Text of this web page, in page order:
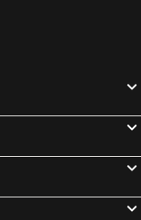
hotel con spa
con spa